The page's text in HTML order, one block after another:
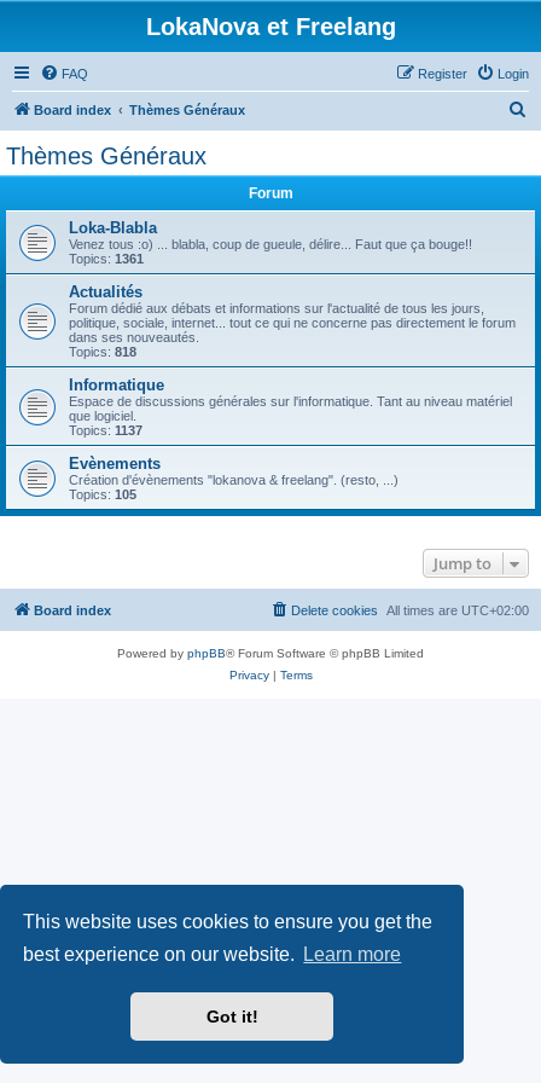
This website uses cookies to ensure you get the
best experience on our website.
Learn more
Got it!
LokaNova et Freelang
FAQ Login
Register
Board index Thèmes Généraux
Thèmes Généraux
Forum
Loka-Blabla
Venez tous :o) ... blabla, coup de gueule, délire... Faut que ça bouge!!
Topics: 1361
Actualités
Forum dédié aux débats et informations sur l'actualité de tous les jours,
politique, sociale, internet... tout ce qui ne concerne pas directement le forum
dans ses nouveautés.
Topics: 818
Informatique
Espace de discussions générales sur l'informatique. Tant au niveau matériel
que logiciel.
Topics: 1137
Evènements
Création d'évènements "lokanova & freelang". (resto, ...)
Topics: 105
Jump to
Board index All times are UTC+02:00
Delete cookies
Powered by phpBB® Forum Software © phpBB Limited
Privacy| Terms